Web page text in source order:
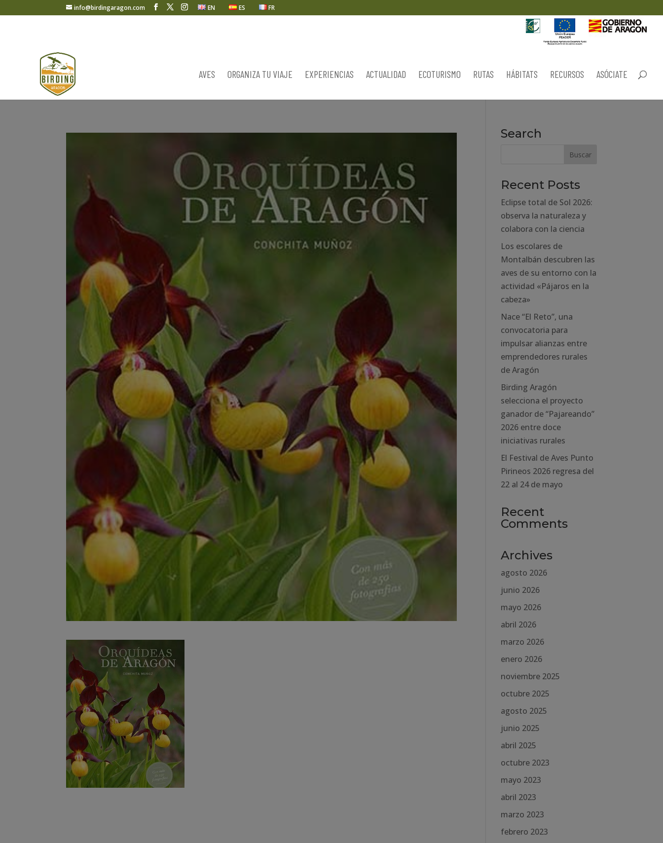
info@birdingaragon.com EN ES FR
AVES ORGANIZA TU VIAJE EXPERIENCIAS ACTUALIDAD ECOTURISMO RUTAS HÁBITATS RECURSOS ASÓCIATE
Search
Recent Posts
Eclipse total de Sol 2026:
observa la naturaleza y
colabora con la ciencia
Los escolares de
Montalbán descubren las
aves de su entorno con la
actividad «Pájaros en la
cabeza»
Nace “El Reto”, una
convocatoria para
impulsar alianzas entre
emprendedores rurales
de Aragón
Birding Aragón
selecciona el proyecto
ganador de “Pajareando”
2026 entre doce
iniciativas rurales
El Festival de Aves Punto
Pirineos 2026 regresa del
22 al 24 de mayo
Recent
Comments
Archives
agosto 2026
junio 2026
mayo 2026
abril 2026
marzo 2026
enero 2026
noviembre 2025
octubre 2025
agosto 2025
junio 2025
abril 2025
octubre 2023
mayo 2023
abril 2023
marzo 2023
febrero 2023